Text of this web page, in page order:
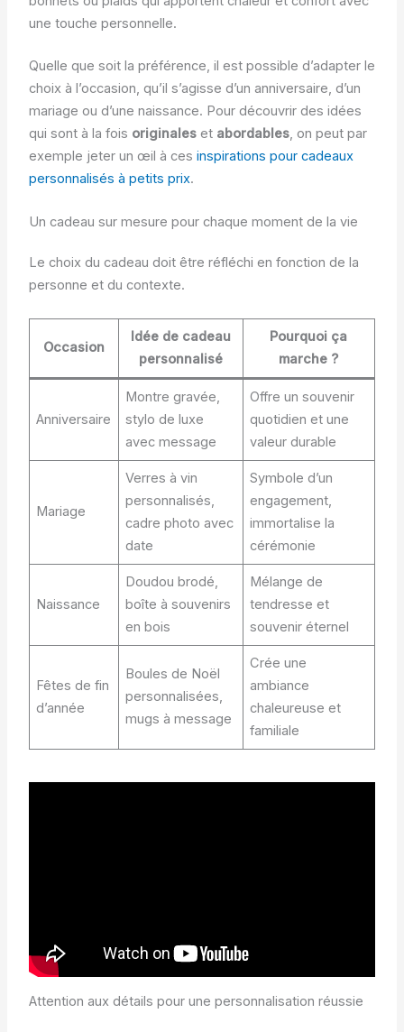
une touche personnelle.
Quelle que soit la préférence, il est possible d’adapter le
choix à l’occasion, qu’il s’agisse d’un anniversaire, d’un
mariage ou d’une naissance. Pour découvrir des idées
qui sont à la fois originaleset abordables, on peut par
exemple jeter un œil à ces inspirations pour cadeaux
personnalisés à petits prix.
Un cadeau sur mesure pour chaque moment de la vie
Le choix du cadeau doit être réfléchi en fonction de la
personne et du contexte.
Occasion
Idée de cadeau
personnalisé
Pourquoi ça
marche ?
Anniversaire
Montre gravée,
stylo de luxe
avec message
Offre un souvenir
quotidien et une
valeur durable
Mariage
Verres à vin
personnalisés,
cadre photo avec
date
Symbole d’un
engagement,
immortalise la
cérémonie
Naissance
Doudou brodé,
boîte à souvenirs
en bois
Mélange de
tendresse et
souvenir éternel
Fêtes de fin
d’année
Boules de Noël
personnalisées,
mugs à message
Crée une
ambiance
chaleureuse et
familiale
Attention aux détails pour une personnalisation réussie